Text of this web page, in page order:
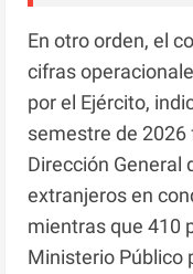
En otro orden, el
cifras
por el Ejército,
semestre de 2026
Dirección General
extranjeros en
mientras que 410
Ministerio Público